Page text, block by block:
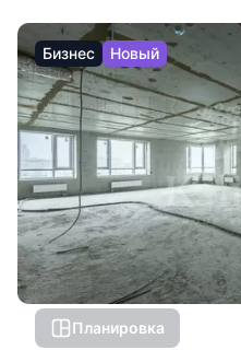
Бизнес Новый
Планировка